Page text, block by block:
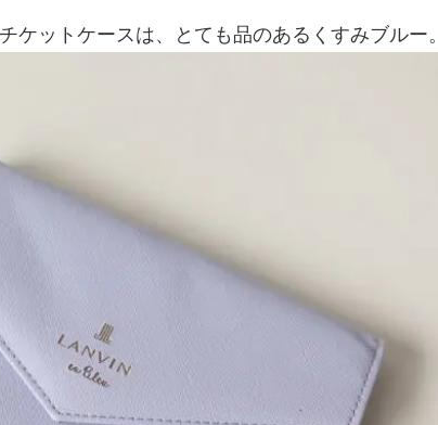
ケットケースは、とても品のあるくすみブルー。